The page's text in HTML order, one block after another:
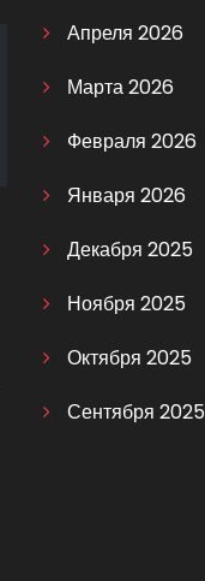
Апреля 2026
Марта 2026
Февраля 2026
Января 2026
Декабря 2025
Ноября 2025
Октября 2025
Сентября 2025